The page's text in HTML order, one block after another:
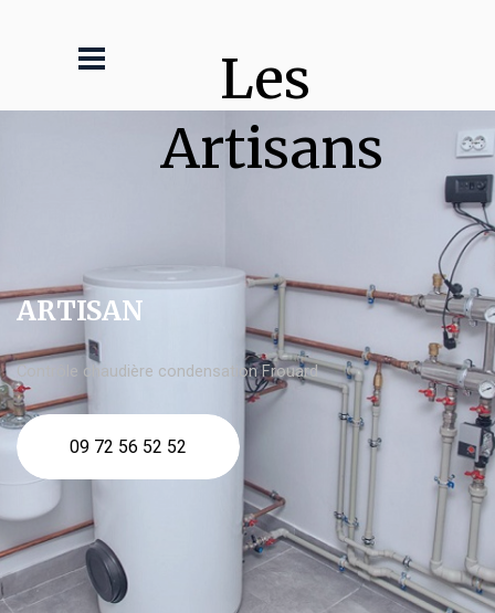
Les
Artisans
ARTISAN
Contrôle chaudière condensation Frouard
09 72 56 52 52